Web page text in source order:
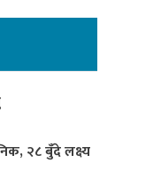
२८ बुँदे लक्ष्य